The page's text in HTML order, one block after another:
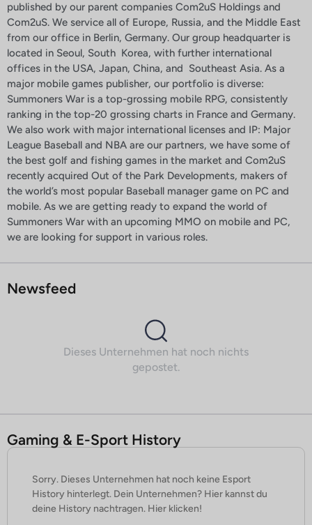
published by our parent companies Com2uS Holdings and
Com2uS. We service all of Europe, Russia, and the Middle East
from our office in Berlin, Germany. Our group headquarter is
located in Seoul, South Korea, with further international
offices in the USA, Japan, China, and Southeast Asia. As a
major mobile games publisher, our portfolio is diverse:
Summoners War is a top-grossing mobile RPG, consistently
ranking in the top-20 grossing charts in France and Germany.
We also work with major international licenses and IP: Major
League Baseball and NBA are our partners, we have some of
the best golf and fishing games in the market and Com2uS
recently acquired Out of the Park Developments, makers of
the world’s most popular Baseball manager game on PC and
mobile. As we are getting ready to expand the world of
Summoners War with an upcoming MMO on mobile and PC,
we are looking for support in various roles.
Newsfeed
Dieses Unternehmen hat noch nichts
gepostet.
Gaming & E-Sport History
Sorry. Dieses Unternehmen hat noch keine Esport
History hinterlegt. Dein Unternehmen? Hier kannst du
deine History nachtragen. Hier klicken!